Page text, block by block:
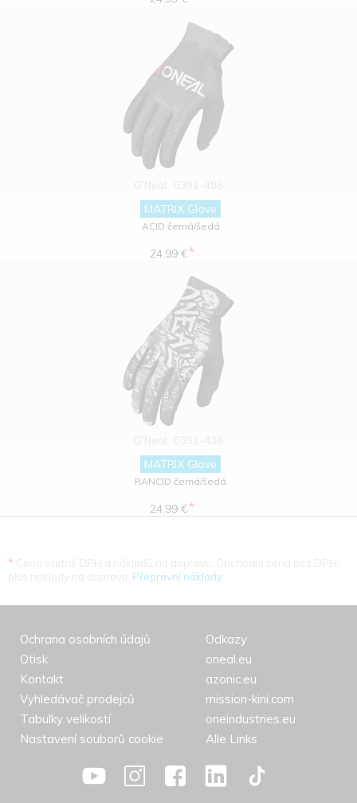
MATRIX Glove
ACID černá/šedá
24.99 €*
MATRIX Glove
RANCID černá/šedá
24.99 €*
*
Přepravní náklady
Ochrana osobních údajů
Otisk
Kontakt
Vyhledávač prodejců
Tabulky velikostí
Nastavení souborů cookie
Odkazy
oneal.eu
azonic.eu
mission-kini.com
oneindustries.eu
Alle Links